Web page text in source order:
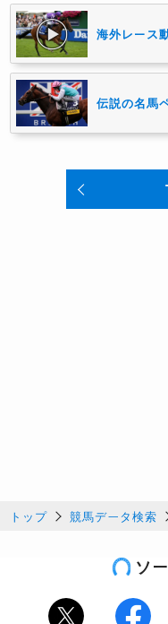
海外レース
伝説の名馬
トップ 競馬データ検索
ソ